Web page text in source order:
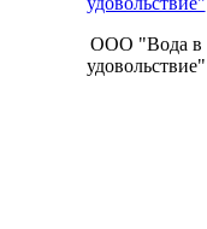
ООО "Вода в
удовольствие"